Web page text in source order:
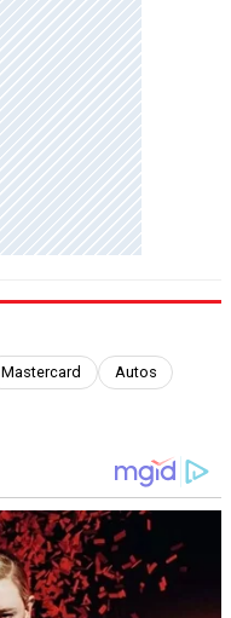
Mastercard Autos